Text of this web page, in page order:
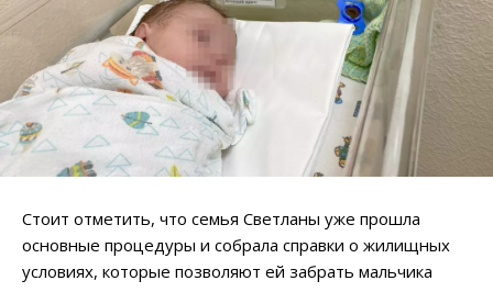
Стоит отметить, что семья Светланы уже прошла
основные процедуры и собрала справки о жилищных
условиях, которые позволяют ей забрать мальчика